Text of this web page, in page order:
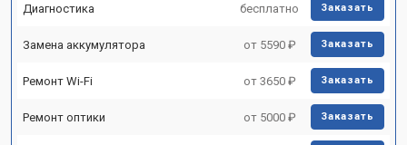
Диагностика бесплатно Заказать
Замена аккумулятора от 5590 ₽ Заказать
Ремонт Wi-Fi от 3650 ₽ Заказать
Ремонт оптики от 5000 ₽ Заказать